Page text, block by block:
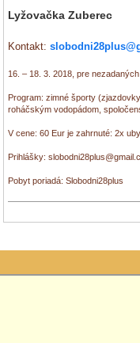
Lyžovačka Zuberec
Kontakt:
16. – 18. 3. 2018, pre
Program: zimné športy
roháčským vodopádom,
V cene: 60 Eur je zahrnuté: 2x
Prihlášky:
Pobyt poriadá: Slobodni28plus